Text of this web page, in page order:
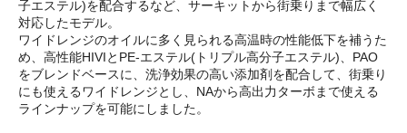
子エステル)を配合するなど、サーキットから街乗りまで幅広く
対応したモデル。
ワイドレンジのオイルに多く見られる高温時の性能低下を補うた
め、高性能HIVIとPE-エステル(トリプル高分子エステル)、PAO
をブレンドベースに、洗浄効果の高い添加剤を配合して、街乗り
にも使えるワイドレンジとし、NAから高出力ターボまで使える
ラインナップを可能にしました。